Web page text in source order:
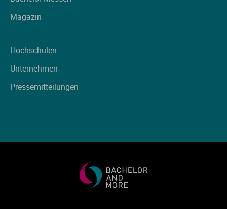
Magazin
Hochschulen
Unternehmen
Pressemitteilungen